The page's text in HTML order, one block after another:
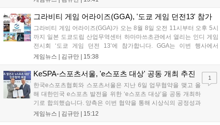
을 개선 중이며, 상세 정보는 스팀 페이지에서 확인 가능합니다....
그라비티 게임 어라이즈(GGA), '도쿄 게임 던전13' 참가
그라비티 게임 어라이즈(GGA)가 오는 8월 8일 오전 11시부터 오후 5시
까지 일본 도쿄도립 산업무역센터 하마마쓰초관에서 열리는 인디 게임
전시회 ‘도쿄 게임 던전 13’에 참가합니다. GGA는 이번 행사에서
‘JALECO ARCADE COLLECTION’ 시리즈의 미공개 작품 12종을 최초
입니다. 시연 참여 관람객에게는 선착순으로 특별 굿즈를 증정하며, 인
게임뉴스 | 김규만 | 15:38
KeSPA-스포츠서울, 'e스포츠 대상' 공동 개최 추진
한국e스포츠협회와 스포츠서울은 지난 6일 업무협약을 맺고 올
해 대한민국 e스포츠 발전을 위한 ‘e스포츠 대상’을 공동 개최하
기로 합의했습니다. 양측은 이번 협약을 통해 시상식의 공정성과
전문성을 강화하고 MZ세대를 겨냥한 미디어 영향력을 확대해 e
게임뉴스 | 김규만 | 15:12
1